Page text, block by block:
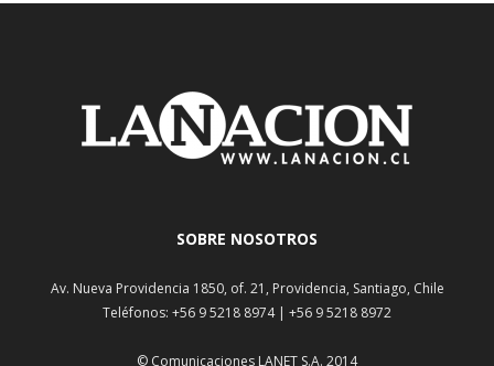
SOBRE NOSOTROS
Av. Nueva Providencia 1850, of. 21, Providencia, Santiago, Chile
Teléfonos: +56 9 5218 8974 | +56 9 5218 8972
© Comunicaciones LANET S.A. 2014